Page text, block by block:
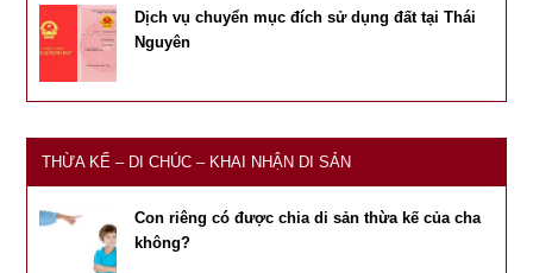
Dịch vụ chuyển mục đích sử dụng đất tại Thái
Nguyên
THỪA KẾ – DI CHÚC – KHAI NHẬN DI SẢN
Con riêng có được chia di sản thừa kế của cha
không?